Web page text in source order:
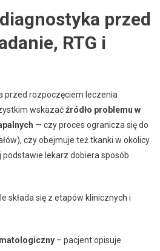
przed
RTG i
przed rozpoczęciem leczenia
wskazaćźródło problemu w
— czy proces ogranicza się do
czy obejmuje też tkanki w okolicy
podstawie lekarz dobiera sposób
składa się z etapów klinicznych i
– pacjent opisuje